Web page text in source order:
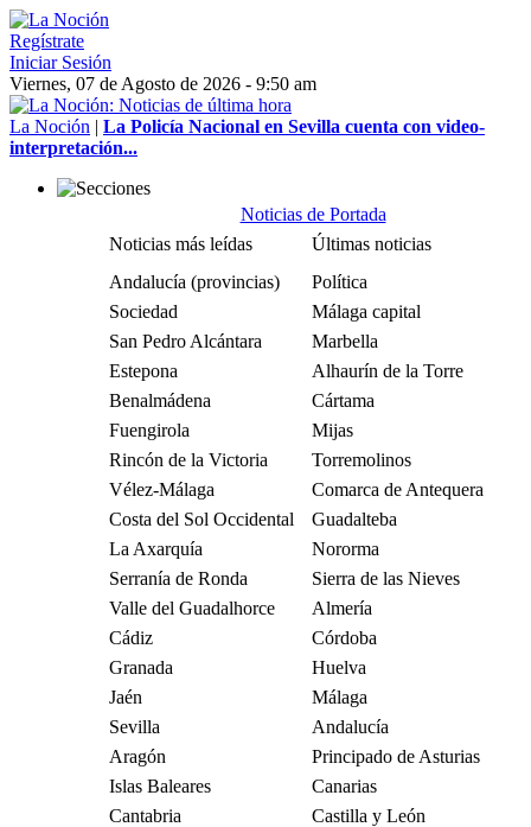
Regístrate
Iniciar Sesión
Viernes, 07 de Agosto de 2026 - 9:50 am
La Noción | La Policía Nacional en Sevilla cuenta con video-
interpretación...
Noticias de Portada
Noticias más leídas
Últimas noticias
Andalucía (provincias)
Política
Sociedad
Málaga capital
San Pedro Alcántara
Marbella
Estepona
Alhaurín de la Torre
Benalmádena
Cártama
Fuengirola
Mijas
Rincón de la Victoria
Torremolinos
Vélez-Málaga
Comarca de Antequera
Costa del Sol Occidental
Guadalteba
La Axarquía
Nororma
Serranía de Ronda
Sierra de las Nieves
Valle del Guadalhorce
Almería
Cádiz
Córdoba
Granada
Huelva
Jaén
Málaga
Sevilla
Andalucía
Aragón
Principado de Asturias
Islas Baleares
Canarias
Cantabria
Castilla y León